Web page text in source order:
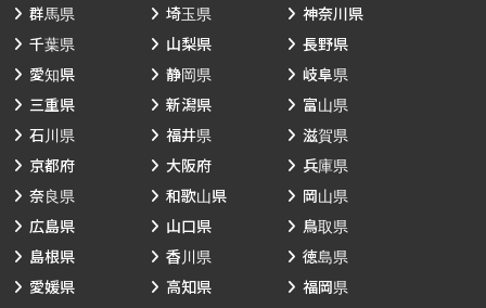
群馬県
埼玉県
神奈川県
千葉県
山梨県
長野県
愛知県
静岡県
岐阜県
三重県
新潟県
富山県
石川県
福井県
滋賀県
京都府
大阪府
兵庫県
奈良県
和歌山県
岡山県
広島県
山口県
鳥取県
島根県
香川県
徳島県
愛媛県
高知県
福岡県